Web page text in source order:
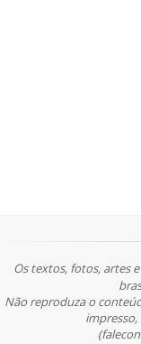
Os textos, fotos, artes
Não reproduza o
impresso,